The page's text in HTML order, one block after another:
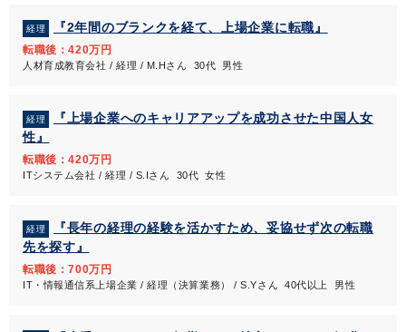
経理 『2年間のブランクを経て、上場企業に転職』
転職後：420万円
人材育成教育会社 / 経理 / M.Hさん 30代 男性
経理
『上場企業へのキャリアアップを成功させた中国人女
性』
転職後：420万円
ITシステム会社 / 経理 / S.Iさん 30代 女性
経理
『長年の経理の経験を活かすため、妥協せず次の転職
先を探す』
転職後：700万円
IT・情報通信系上場企業 / 経理（決算業務） / S.Yさん 40代以上 男性